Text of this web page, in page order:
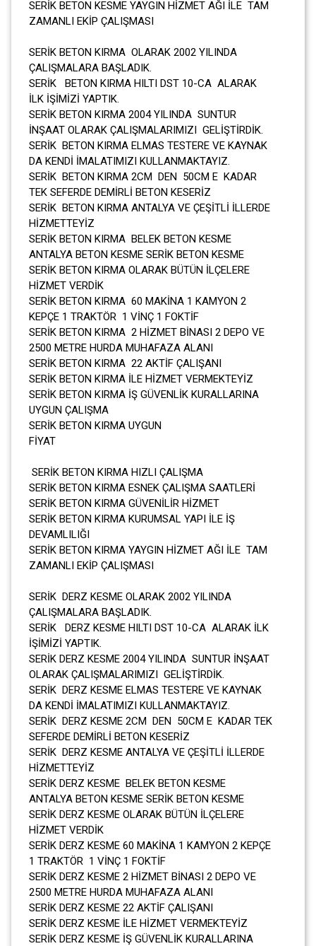
SERİK BETON KESME YAYGIN HİZMET AĞI İLE TAM
ZAMANLI EKİP ÇALIŞMASI
SERİK BETON KIRMA OLARAK 2002 YILINDA
ÇALIŞMALARA BAŞLADIK.
SERİK BETON KIRMA HILTI DST 10-CA ALARAK
İLK İŞİMİZİ YAPTIK.
SERİK BETON KIRMA 2004 YILINDA SUNTUR
İNŞAAT OLARAK ÇALIŞMALARIMIZI GELİŞTİRDİK.
SERİK BETON KIRMA ELMAS TESTERE VE KAYNAK
DA KENDİ İMALATIMIZI KULLANMAKTAYIZ.
SERİK BETON KIRMA 2CM DEN 50CM E KADAR
TEK SEFERDE DEMİRLİ BETON KESERİZ
SERİK BETON KIRMA ANTALYA VE ÇEŞİTLİ İLLERDE
HİZMETTEYİZ
SERİK BETON KIRMA BELEK BETON KESME
ANTALYA BETON KESME SERİK BETON KESME
SERİK BETON KIRMA OLARAK BÜTÜN İLÇELERE
HİZMET VERDİK
SERİK BETON KIRMA 60 MAKİNA 1 KAMYON 2
KEPÇE 1 TRAKTÖR 1 VİNÇ 1 FOKTİF
SERİK BETON KIRMA 2 HİZMET BİNASI 2 DEPO VE
2500 METRE HURDA MUHAFAZA ALANI
SERİK BETON KIRMA 22 AKTİF ÇALIŞANI
SERİK BETON KIRMA İLE HİZMET VERMEKTEYİZ
SERİK BETON KIRMA İŞ GÜVENLİK KURALLARINA
UYGUN ÇALIŞMA
SERİK BETON KIRMA UYGUN
FİYAT
SERİK BETON KIRMA HIZLI ÇALIŞMA
SERİK BETON KIRMA ESNEK ÇALIŞMA SAATLERİ
SERİK BETON KIRMA GÜVENİLİR HİZMET
SERİK BETON KIRMA KURUMSAL YAPI İLE İŞ
DEVAMLILIĞI
SERİK BETON KIRMA YAYGIN HİZMET AĞI İLE TAM
ZAMANLI EKİP ÇALIŞMASI
SERİK DERZ KESME OLARAK 2002 YILINDA
ÇALIŞMALARA BAŞLADIK.
SERİK DERZ KESME HILTI DST 10-CA ALARAK İLK
İŞİMİZİ YAPTIK.
SERİK DERZ KESME 2004 YILINDA SUNTUR İNŞAAT
OLARAK ÇALIŞMALARIMIZI GELİŞTİRDİK.
SERİK DERZ KESME ELMAS TESTERE VE KAYNAK
DA KENDİ İMALATIMIZI KULLANMAKTAYIZ.
SERİK DERZ KESME 2CM DEN 50CM E KADAR TEK
SEFERDE DEMİRLİ BETON KESERİZ
SERİK DERZ KESME ANTALYA VE ÇEŞİTLİ İLLERDE
HİZMETTEYİZ
SERİK DERZ KESME BELEK BETON KESME
ANTALYA BETON KESME SERİK BETON KESME
SERİK DERZ KESME OLARAK BÜTÜN İLÇELERE
HİZMET VERDİK
SERİK DERZ KESME 60 MAKİNA 1 KAMYON 2 KEPÇE
1 TRAKTÖR 1 VİNÇ 1 FOKTİF
SERİK DERZ KESME 2 HİZMET BİNASI 2 DEPO VE
2500 METRE HURDA MUHAFAZA ALANI
SERİK DERZ KESME 22 AKTİF ÇALIŞANI
SERİK DERZ KESME İLE HİZMET VERMEKTEYİZ
SERİK DERZ KESME İŞ GÜVENLİK KURALLARINA